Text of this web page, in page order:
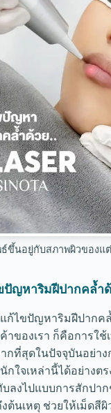
ขึ้นอยู่กับสภาพผิวของแ
ปัญหาริมฝีปากคล้ำด้
ก้ไขปัญหาริมฝีปากคล้
าของเรา ก็คือการใช้
กที่สุดในปัจจุบันอย่าง
ใจเหล่านี้ได้อย่างตร
บลงไปแบบการสักปา
ต้นเหตุ ช่วยให้เม็ดสี